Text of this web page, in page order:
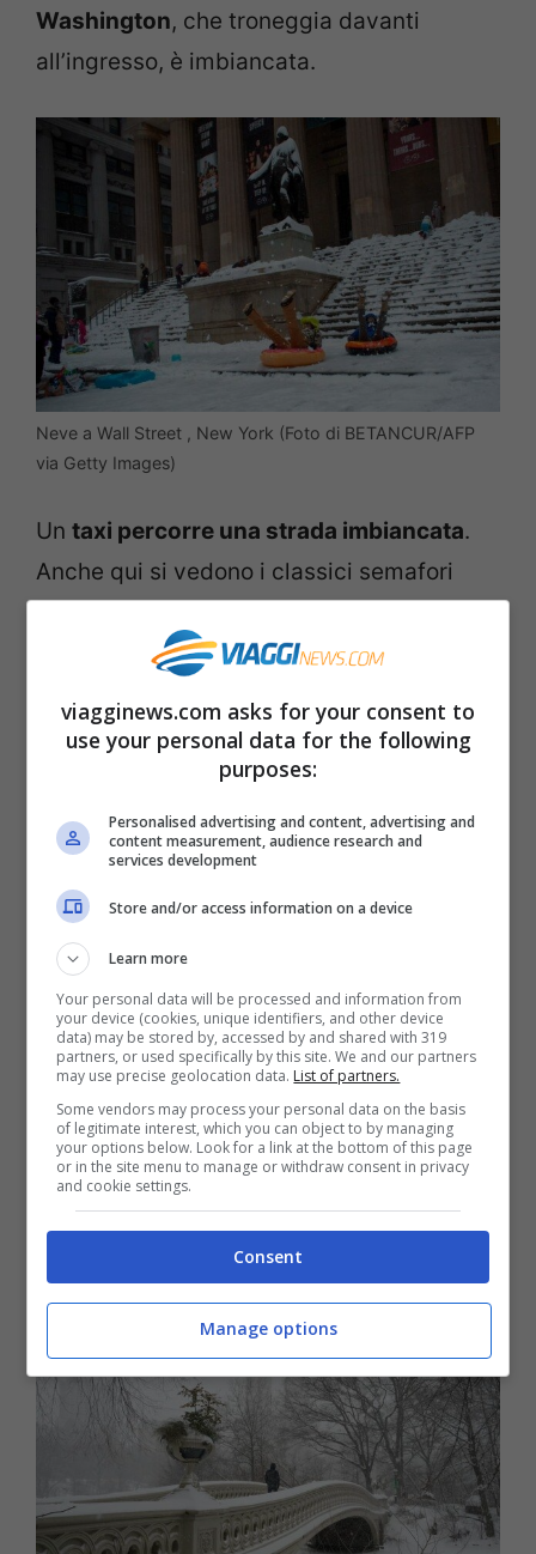
Washington, che troneggia davanti
all’ingresso, è imbiancata.
Neve a Wall Street , New York (Foto di BETANCUR/AFP
via Getty Images)
Un taxi percorre una strada imbiancata.
Anche qui si vedono i classici semafori
sotto la neve | FOTO
Neve a New York, 1° febbraio 2021 (Foto di ANGELA
WEISS/AFP via Getty Images)
Le immagini pittoresche di Central Park
con la neve, qui sotto ilBow Bridge
viagginews.com asks for your consent to
use your personal data for the following
purposes:
Personalised advertising and content, advertising and
content measurement, audience research and
services development
Store and/or access information on a device
Learn more
Your personal data will be processed and information from
your device (cookies, unique identifiers, and other device
data) may be stored by, accessed by and shared with 319
partners, or used specifically by this site. We and our partners
may use precise geolocation data. List of partners.
Some vendors may process your personal data on the basis
of legitimate interest, which you can object to by managing
your options below. Look for a link at the bottom of this page
or in the site menu to manage or withdraw consent in privacy
and cookie settings.
Consent
Manage options